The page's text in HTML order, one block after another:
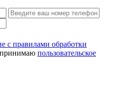
с правилами обработки
пользовательское